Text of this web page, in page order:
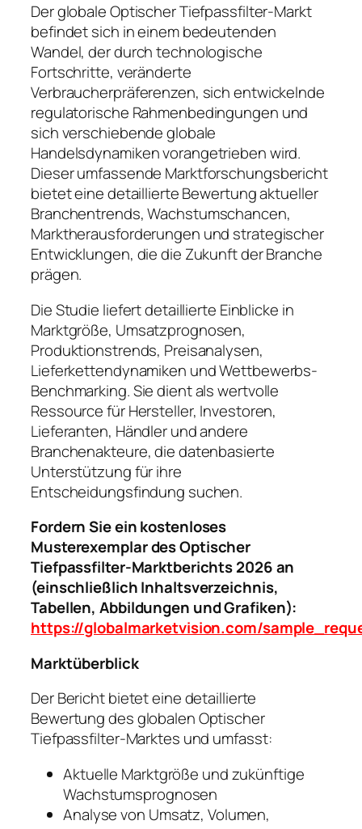
Der globale Optischer Tiefpassfilter-Markt
befindet sich in einem bedeutenden
Wandel, der durch technologische
Fortschritte, veränderte
Verbraucherpräferenzen, sich entwickelnde
regulatorische Rahmenbedingungen und
sich verschiebende globale
Handelsdynamiken vorangetrieben wird.
Dieser umfassende Marktforschungsbericht
bietet eine detaillierte Bewertung aktueller
Branchentrends, Wachstumschancen,
Marktherausforderungen und strategischer
Entwicklungen, die die Zukunft der Branche
prägen.
Die Studie liefert detaillierte Einblicke in
Marktgröße, Umsatzprognosen,
Produktionstrends, Preisanalysen,
Lieferkettendynamiken und Wettbewerbs-
Benchmarking. Sie dient als wertvolle
Ressource für Hersteller, Investoren,
Lieferanten, Händler und andere
Branchenakteure, die datenbasierte
Unterstützung für ihre
Entscheidungsfindung suchen.
Fordern Sie ein kostenloses
Musterexemplar des Optischer
Tiefpassfilter-Marktberichts 2026 an
(einschließlich Inhaltsverzeichnis,
Tabellen, Abbildungen und Grafiken):
https://globalmarketvision.com/
Marktüberblick
Der Bericht bietet eine detaillierte
Bewertung des globalen Optischer
Tiefpassfilter-Marktes und umfasst:
Aktuelle Marktgröße und zukünftige
Wachstumsprognosen
Analyse von Umsatz, Volumen,